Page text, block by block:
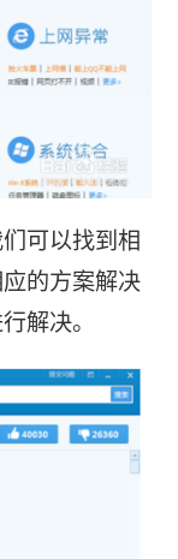
可以找到相
的方案解决
解决。